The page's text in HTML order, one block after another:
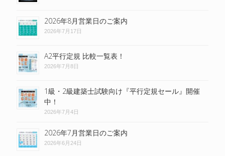
2026年8月営業日のご案内
2026年7月17日
A2平行定規 比較一覧表！
2026年7月8日
1級・2級建築士試験向け『平行定規セール』開催
中！
2026年7月4日
2026年7月営業日のご案内
2026年6月24日